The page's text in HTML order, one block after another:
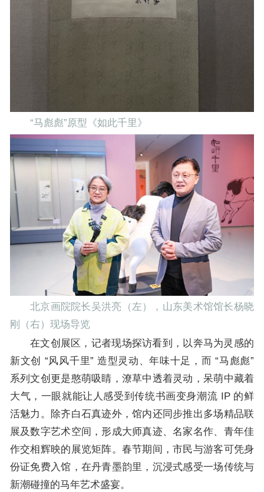
“马彪彪”原型《如此千里》
北京画院院长吴洪亮（左），山东美术馆馆长杨晓
刚（右）现场导览
在文创展区，记者现场探访看到，以奔马为灵感的
新文创 “风风千里” 造型灵动、年味十足，而 “马彪彪”
系列文创更是憨萌吸睛，潦草中透着灵动，呆萌中藏着
大气，一眼就能让人感受到传统书画变身潮流 IP 的鲜
活魅力。除齐白石真迹外，馆内还同步推出多场精品联
展及数字艺术空间，形成大师真迹、名家名作、青年佳
作交相辉映的展览矩阵。春节期间，市民与游客可凭身
份证免费入馆，在丹青墨韵里，沉浸式感受一场传统与
新潮碰撞的马年艺术盛宴。